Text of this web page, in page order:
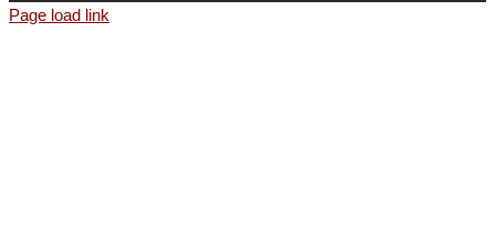
Page load link